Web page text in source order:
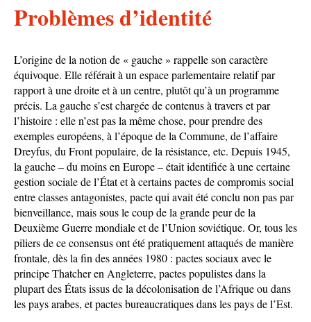
Problèmes d’identité
L’origine de la notion de « gauche » rappelle son caractère
équivoque. Elle référait à un espace parlementaire relatif par
rapport à une droite et à un centre, plutôt qu’à un programme
précis. La gauche s’est chargée de contenus à travers et par
l’histoire : elle n’est pas la même chose, pour prendre des
exemples européens, à l’époque de la Commune, de l’affaire
Dreyfus, du Front populaire, de la résistance, etc. Depuis 1945,
la gauche – du moins en Europe – était identifiée à une certaine
gestion sociale de l’État et à certains pactes de compromis social
entre classes antagonistes, pacte qui avait été conclu non pas par
bienveillance, mais sous le coup de la grande peur de la
Deuxième Guerre mondiale et de l’Union soviétique. Or, tous les
piliers de ce consensus ont été pratiquement attaqués de manière
frontale, dès la fin des années 1980 : pactes sociaux avec le
principe Thatcher en Angleterre, pactes populistes dans la
plupart des États issus de la décolonisation de l’Afrique ou dans
les pays arabes, et pactes bureaucratiques dans les pays de l’Est.